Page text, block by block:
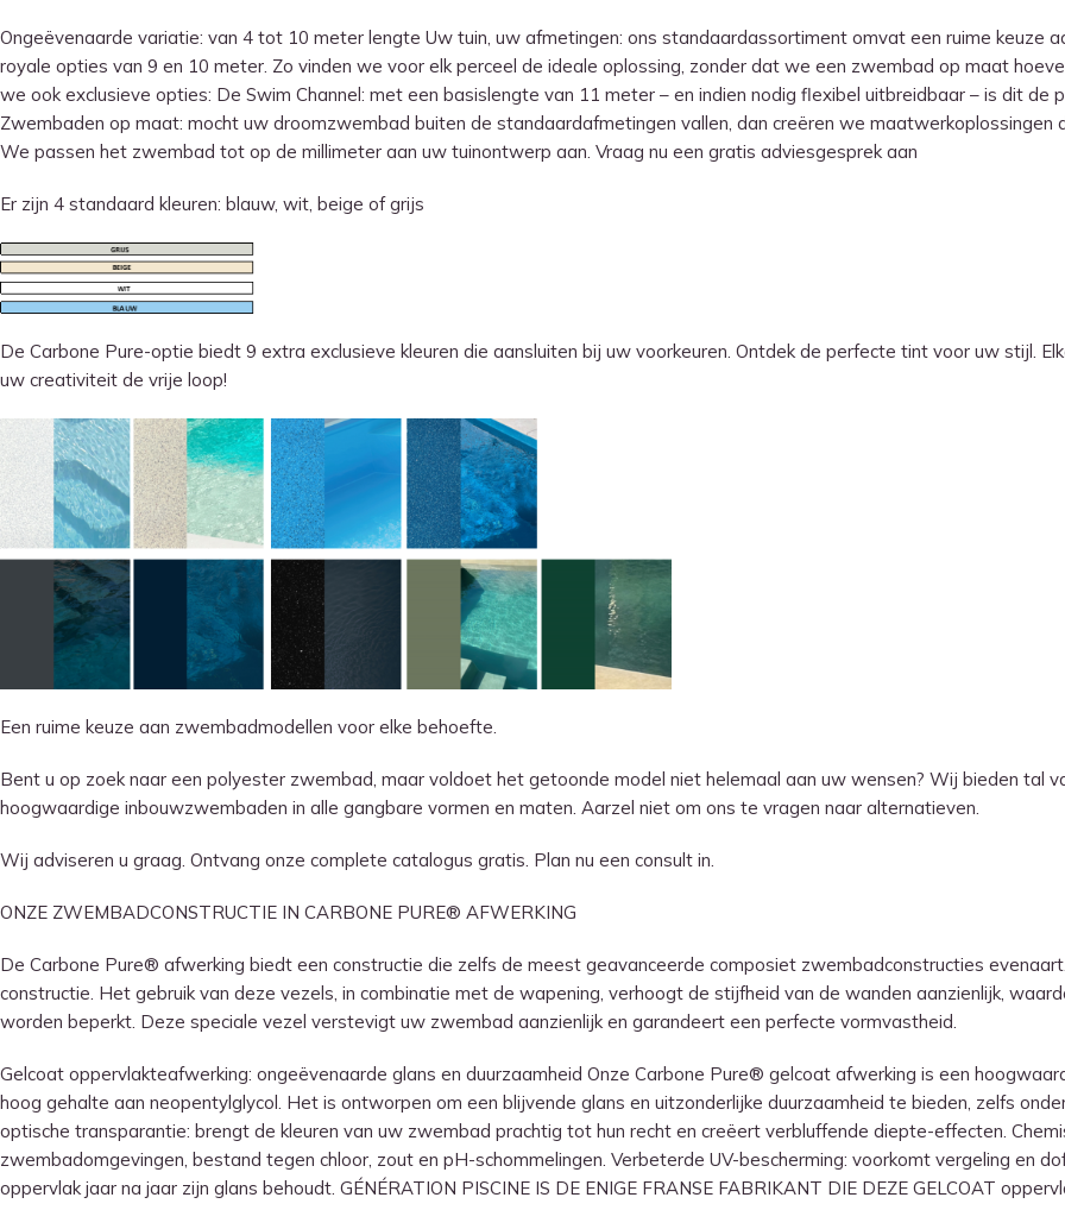
Ongeëvenaarde variatie: van 4 tot 10 meter lengte Uw tuin, uw afmetingen: ons standaardassortiment omvat een ruime keuze
royale opties van 9 en 10 meter. Zo vinden we voor elk perceel de ideale oplossing, zonder dat we een zwembad op maat
we ook exclusieve opties: De Swim Channel: met een basislengte van 11 meter – en indien nodig flexibel uitbreidbaar – is dit de
Zwembaden op maat: mocht uw droomzwembad buiten de standaardafmetingen vallen, dan creëren we maatwerkoplossingen
We passen het zwembad tot op de millimeter aan uw tuinontwerp aan. Vraag nu een gratis adviesgesprek aan
Er zijn 4 standaard kleuren: blauw, wit, beige of grijs
De Carbone Pure-optie biedt 9 extra exclusieve kleuren die aansluiten bij uw voorkeuren. Ontdek de perfecte tint voor uw stijl.
uw creativiteit de vrije loop!
Een ruime keuze aan zwembadmodellen voor elke behoefte.
Bent u op zoek naar een polyester zwembad, maar voldoet het getoonde model niet helemaal aan uw wensen? Wij bieden tal
hoogwaardige inbouwzwembaden in alle gangbare vormen en maten. Aarzel niet om ons te vragen naar alternatieven.
Wij adviseren u graag. Ontvang onze complete catalogus gratis. Plan nu een consult in.
ONZE ZWEMBADCONSTRUCTIE IN CARBONE PURE® AFWERKING
De Carbone Pure® afwerking biedt een constructie die zelfs de meest geavanceerde composiet zwembadconstructies
constructie. Het gebruik van deze vezels, in combinatie met de wapening, verhoogt de stijfheid van de wanden aanzienlijk,
worden beperkt. Deze speciale vezel verstevigt uw zwembad aanzienlijk en garandeert een perfecte vormvastheid.
Gelcoat oppervlakteafwerking: ongeëvenaarde glans en duurzaamheid Onze Carbone Pure® gelcoat afwerking is een
hoog gehalte aan neopentylglycol. Het is ontworpen om een ​​blijvende glans en uitzonderlijke duurzaamheid te bieden, zelfs
optische transparantie: brengt de kleuren van uw zwembad prachtig tot hun recht en creëert verbluffende diepte-effecten.
zwembadomgevingen, bestand tegen chloor, zout en pH-schommelingen. Verbeterde UV-bescherming: voorkomt vergeling en
oppervlak jaar na jaar zijn glans behoudt. GÉNÉRATION PISCINE IS DE ENIGE FRANSE FABRIKANT DIE DEZE GELCOAT